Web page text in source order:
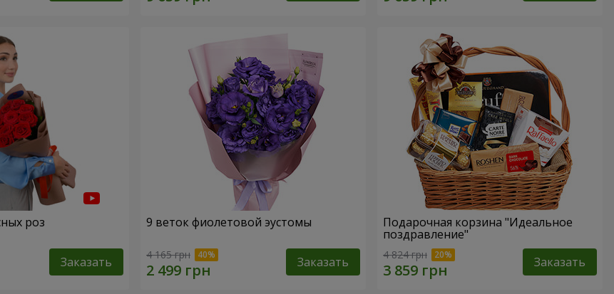
роз
Заказать
9 веток фиолетовой эустомы
4 165 грн Заказать
Подарочная корзина "Идеальное
поздравление"
4 824 грн Заказать